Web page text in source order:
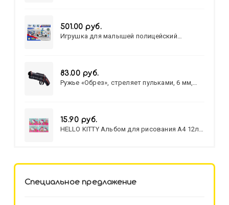
501.00 руб.
Игрушка для малышей полицейский
83.00 руб.
Ружье «Обрез», стреляет пульками, 6 мм,
15.90 руб.
HELLO KITTY Альбом для рисования А4 12л.
Специальное предложение